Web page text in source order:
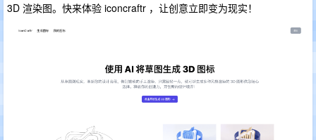
3D 渲染图。快来体验 iconcraftr ，让创意立即变为现实！